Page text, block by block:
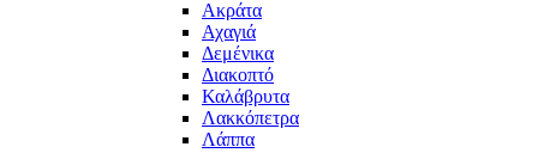
Ακράτα
Αχαγιά
Δεμένικα
Διακοπτό
Καλάβρυτα
Λακκόπετρα
Λάππα